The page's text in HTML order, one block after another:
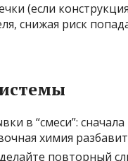
(если
снижая риск
в “смеси”:
химия
повторный